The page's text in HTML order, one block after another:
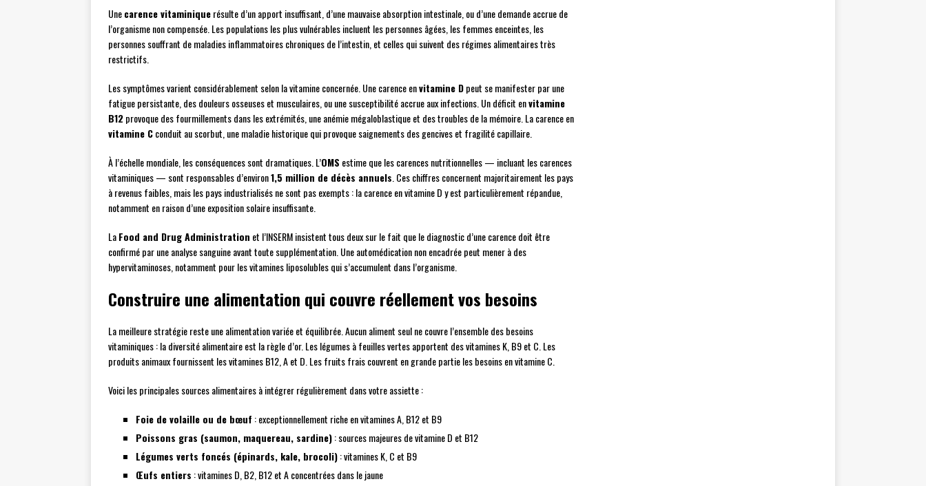
Unecarence vitaminiquerésulte d’un apport insuffisant, d’une mauvaise absorption intestinale, ou d’une demande accrue de
l’organisme non compensée. Les populations les plus vulnérables incluent les personnes âgées, les femmes enceintes, les
personnes souffrant de maladies inflammatoires chroniques de l’intestin, et celles qui suivent des régimes alimentaires très
restrictifs.
Les symptômes varient considérablement selon la vitamine concernée. Une carence envitamine Dpeut se manifester par une
fatigue persistante, des douleurs osseuses et musculaires, ou une susceptibilité accrue aux infections. Un déficit envitamine
B12provoque des fourmillements dans les extrémités, une anémie mégaloblastique et des troubles de la mémoire. La carence en
vitamine Cconduit au scorbut, une maladie historique qui provoque saignements des gencives et fragilité capillaire.
À l’échelle mondiale, les conséquences sont dramatiques. L’OMS estime que les carences nutritionnelles — incluant les carences
vitaminiques — sont responsables d’environ1,5 million de décès annuels . Ces chiffres concernent majoritairement les pays
à revenus faibles, mais les pays industrialisés ne sont pas exempts : la carence en vitamine D y est particulièrement répandue,
notamment en raison d’une exposition solaire insuffisante.
LaFood and Drug Administration et l’INSERM insistent tous deux sur le fait que le diagnostic d’une carence doit être
confirmé par une analyse sanguine avant toute supplémentation. Une automédication non encadrée peut mener à des
hypervitaminoses, notamment pour les vitamines liposolubles qui s’accumulent dans l’organisme.
Construire une alimentation qui couvre réellement vos besoins
La meilleure stratégie reste une alimentation variée et équilibrée. Aucun aliment seul ne couvre l’ensemble des besoins
vitaminiques : la diversité alimentaire est la règle d’or. Les légumes à feuilles vertes apportent des vitamines K, B9 et C. Les
produits animaux fournissent les vitamines B12, A et D. Les fruits frais couvrent en grande partie les besoins en vitamine C.
Voici les principales sources alimentaires à intégrer régulièrement dans votre assiette :
Foie de volaille ou de bœuf : exceptionnellement riche en vitamines A, B12 et B9
Poissons gras (saumon, maquereau, sardine): sources majeures de vitamine D et B12
Légumes verts foncés (épinards, kale, brocoli): vitamines K, C et B9
Œufs entiers : vitamines D, B2, B12 et A concentrées dans le jaune